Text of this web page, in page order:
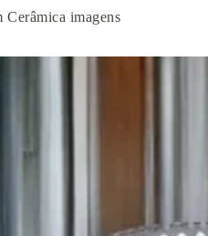
Cerâmica imagens